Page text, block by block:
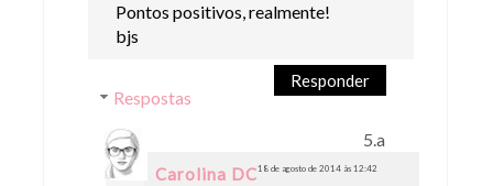
Pontos positivos, realmente!
bjs
Responder
Respostas
Carolina DC18 de agosto de 2014 às 12:42